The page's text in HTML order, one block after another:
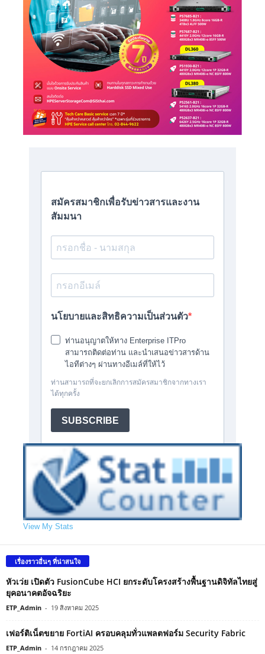
View My Stats
เรื่องราวอื่นๆ ที่น่าสนใจ
หัวเว่ย เปิดตัว FusionCube HCI ยกระดับโครงสร้างพื้นฐานดิจิทัลไทยสู่
ยุคอนาคตอัจฉริยะ
ETP_Admin - 19 สิงหาคม 2025
เฟอร์ติเน็ตขยาย FortiAI ครอบคลุมทั่วแพลตฟอร์ม Security Fabric
ETP_Admin - 14 กรกฎาคม 2025